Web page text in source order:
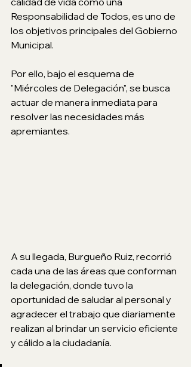
Responsabilidad de Todos, es uno de
los objetivos principales del Gobierno
Municipal.
Por ello, bajo el esquema de
"Miércoles de Delegación", se busca
actuar de manera inmediata para
resolver las necesidades más
apremiantes.
A su llegada, Burgueño Ruiz, recorrió
cada una de las áreas que conforman
la delegación, donde tuvo la
oportunidad de saludar al personal y
agradecer el trabajo que diariamente
realizan al brindar un servicio eficiente
y cálido a la ciudadanía.